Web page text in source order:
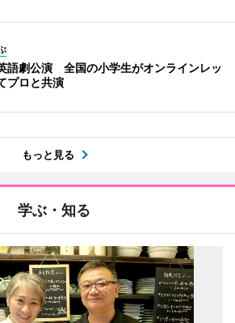
語劇公演 全国の小学生がオンラインレッ
プロと共演
もっと見る
学ぶ・知る